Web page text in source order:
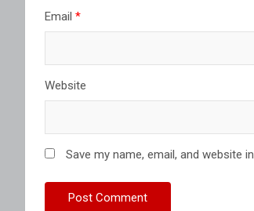
Email *
Website
Save my name, email, and website